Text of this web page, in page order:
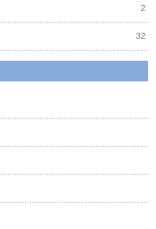
2
32